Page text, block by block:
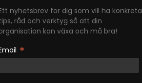
nyhetsbrev för dig som vill ha konkreta
råd och verktyg så att din
kan växa och må bra!
*